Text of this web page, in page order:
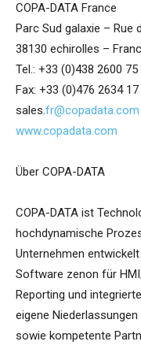
COPA-DATA France
Parc Sud galaxie – Rue
38130 echirolles –
Tel.: +33 (0)438 2600 75
Fax: +33 (0)476 2634 17
sales.fr@copadata.com
www.copadata.com
Über COPA-DATA
COPA-DATA ist
hochdynamische
Unternehmen
Software zenon für
Reporting und
eigene
sowie kompetente